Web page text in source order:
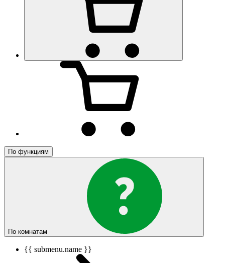
По функциям
По комнатам
{{ submenu.name }}